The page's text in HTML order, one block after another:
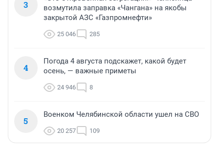
3
возмутила заправка «Чангана» на якобы
закрытой АЗС «Газпромнефти»
25 046 285
4
Погода 4 августа подскажет, какой будет
осень, — важные приметы
24 946 8
5
Военком Челябинской области ушел на СВО
20 257 109